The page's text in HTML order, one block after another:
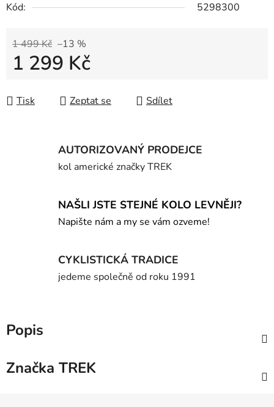
Kód:
5298300
1 499 Kč –13 %
1 299 Kč
Tisk
Zeptat se Sdílet
AUTORIZOVANÝ PRODEJCE
kol americké značky TREK
NAŠLI JSTE STEJNÉ KOLO LEVNĚJI?
Napište nám a my se vám ozveme!
CYKLISTICKÁ TRADICE
jedeme společně od roku 1991
Popis
Značka TREK